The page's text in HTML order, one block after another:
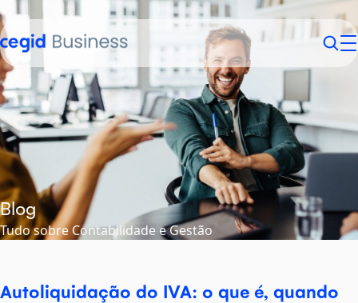
Sobre nós
Contabilistas
Empresários
Contactos
Blog
Tudo sobre Contabilidade e Gestão
Autoliquidação do IVA: o que é, quando